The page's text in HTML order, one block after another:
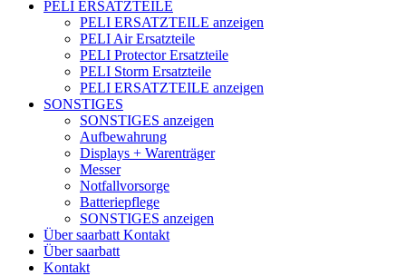
PELI ERSATZTEILE
PELI ERSATZTEILE anzeigen
PELI Air Ersatzteile
PELI Protector Ersatzteile
PELI Storm Ersatzteile
PELI ERSATZTEILE anzeigen
SONSTIGES
SONSTIGES anzeigen
Aufbewahrung
Displays + Warenträger
Messer
Notfallvorsorge
Batteriepflege
SONSTIGES anzeigen
Über saarbatt Kontakt
Über saarbatt
Kontakt